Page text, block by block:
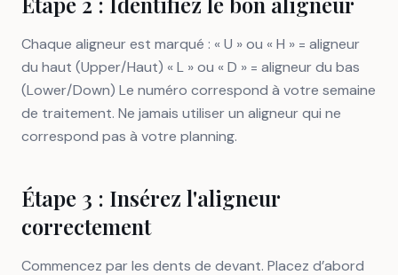
Chaque aligneur est marqué : « U » ou « H » = aligneur
du haut (Upper/Haut) « L » ou « D » = aligneur du bas
(Lower/Down) Le numéro correspond à votre semaine
de traitement. Ne jamais utiliser un aligneur qui ne
correspond pas à votre planning.
Étape 3 : Insérez l'aligneur
correctement
Commencez par les dents de devant. Placez d’abord